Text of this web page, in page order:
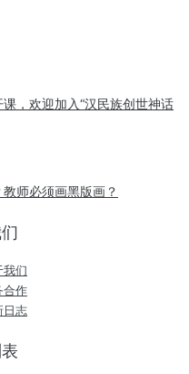
，欢迎加入“汉民族创世神话
师必须画黑版画？
我们
合作
日志